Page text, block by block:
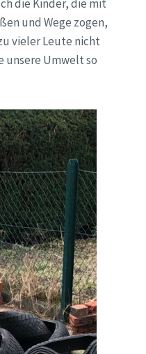
die Kinder, die mit
und Wege zogen,
vieler Leute nicht
unsere Umwelt so